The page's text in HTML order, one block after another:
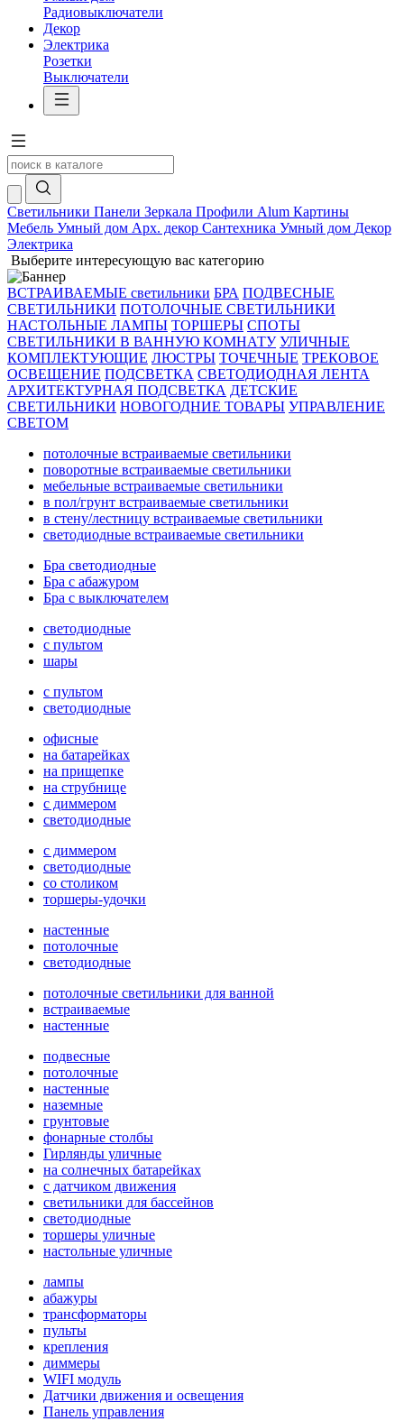
Радиовыключатели
Декор
Электрика
Розетки
Выключатели
Светильники Панели Зеркала Профили Alum Картины
Мебель Умный дом Арх. декор Сантехника Умный дом Декор
Электрика
Выберите интересующую вас категорию
ВСТРАИВАЕМЫЕ светильники БРА ПОДВЕСНЫЕ
СВЕТИЛЬНИКИ ПОТОЛОЧНЫЕ СВЕТИЛЬНИКИ
НАСТОЛЬНЫЕ ЛАМПЫ ТОРШЕРЫ СПОТЫ
СВЕТИЛЬНИКИ В ВАННУЮ КОМНАТУ УЛИЧНЫЕ
КОМПЛЕКТУЮЩИЕ ЛЮСТРЫ ТОЧЕЧНЫЕ ТРЕКОВОЕ
ОСВЕЩЕНИЕ ПОДСВЕТКА СВЕТОДИОДНАЯ ЛЕНТА
АРХИТЕКТУРНАЯ ПОДСВЕТКА ДЕТСКИЕ
СВЕТИЛЬНИКИ НОВОГОДНИЕ ТОВАРЫ УПРАВЛЕНИЕ
СВЕТОМ
потолочные встраиваемые светильники
поворотные встраиваемые светильники
мебельные встраиваемые светильники
в пол/грунт встраиваемые светильники
в стену/лестницу встраиваемые светильники
светодиодные встраиваемые светильники
Бра светодиодные
Бра с абажуром
Бра с выключателем
светодиодные
с пультом
шары
с пультом
светодиодные
офисные
на батарейках
на прищепке
на струбнице
с диммером
светодиодные
с диммером
светодиодные
со столиком
торшеры-удочки
настенные
потолочные
светодиодные
потолочные светильники для ванной
встраиваемые
настенные
подвесные
потолочные
настенные
наземные
грунтовые
фонарные столбы
Гирлянды уличные
на солнечных батарейках
с датчиком движения
светильники для бассейнов
светодиодные
торшеры уличные
настольные уличные
лампы
абажуры
трансформаторы
пульты
крепления
диммеры
WIFI модуль
Датчики движения и освещения
Панель управления